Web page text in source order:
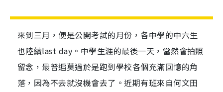
來到三月，便是公開考試的月份，各中學的中六生
也陸續last day。中學生涯的最後一天，當然會拍照
留念，最普遍莫過於是跑到學校各個充滿回憶的角
落，因為不去就沒機會去了。近期有班來自何文田